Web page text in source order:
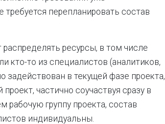
перепланировать состав
ресурсы, в том числе
кто-то из специалистов (аналитиков,
задействован в текущей фазе проекта,
частично соучаствуя сразу в
группу проекта, состав
индивидуальны.